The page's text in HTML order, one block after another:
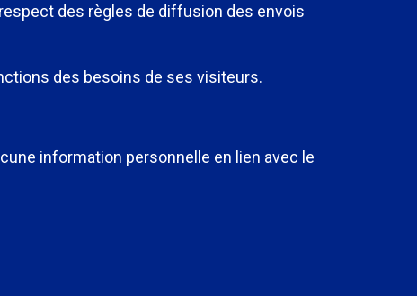
des règles de diffusion des envois
des besoins de ses visiteurs.
information personnelle en lien avec le